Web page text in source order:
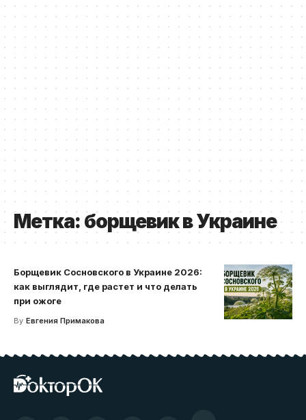
Метка: борщевик в Украине
Борщевик Сосновского в Украине 2026:
как выглядит, где растет и что делать
при ожоге
By Евгения Примакова